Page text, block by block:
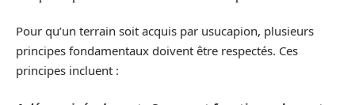
Pour qu’un terrain soit acquis par usucapion, plusieurs
principes fondamentaux doivent être respectés. Ces
principes incluent :